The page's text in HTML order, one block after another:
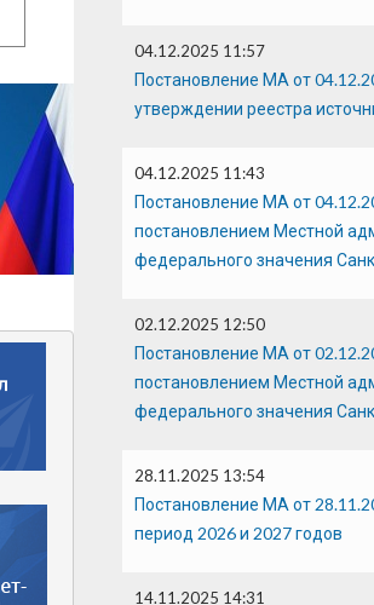
04.12.2025 11:57
Постановление МА от
утверждении реестра
04.12.2025 11:43
Постановление МА от
постановлением Местной
федерального значения
02.12.2025 12:50
Постановление МА от
постановлением Местной
федерального значения
28.11.2025 13:54
Постановление МА от
период 2026 и 2027 годов
14.11.2025 14:31